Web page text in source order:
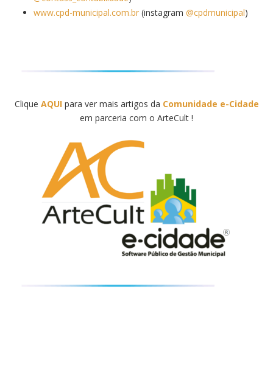
www.cpd-municipal.com.br (instagram @cpdmunicipal)
Clique AQUI para ver mais artigos da Comunidade e-Cidade
em parceria com o ArteCult !